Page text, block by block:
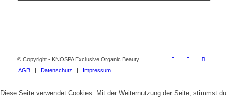
© Copyright - KNOSPA Exclusive Organic Beauty
AGB
Datenschutz Impressum
Diese Seite verwendet Cookies. Mit der Weiternutzung der Seite, stimmst du